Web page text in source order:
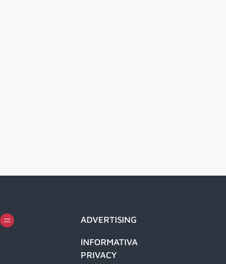
ADVERTISING
INFORMATIVA
PRIVACY